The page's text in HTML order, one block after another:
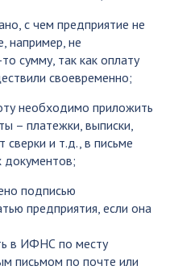
с чем предприятие не
например, не
сумму, так как оплату
своевременно;
необходимо приложить
– платежки, выписки,
сверки и т.д., в письме
документов;
подписью
предприятия, если она
в ИФНС по месту
письмом по почте или